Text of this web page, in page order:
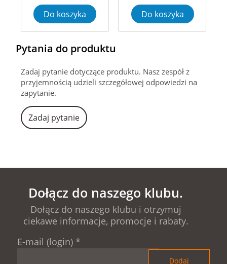
Do koszyka Do koszyka
Pytania do produktu
Zadaj pytanie dotyczące produktu. Nasz zespół z
przyjemnością udzieli szczegółowej odpowiedzi na
zapytanie.
Zadaj pytanie
Dołącz do naszego klubu.
Dołącz do naszego klubu i otrzymuj
ciekawe informacje, promocje i rabaty.
E-mail (login) *